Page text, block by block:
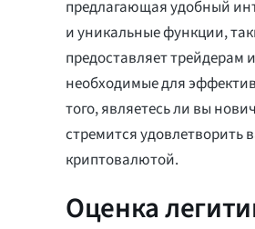
предлагающая удобный
и уникальные функции,
предоставляет трейдерам
необходимые для
того, являетесь ли вы
стремится удовлетворить
криптовалютой.
Оценка